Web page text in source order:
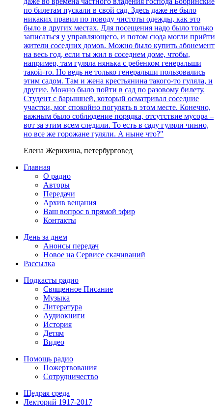
по билетам пускали в свой сад. Здесь даже не было
никаких правил по поводу чистоты одежды, как это
было в других местах. Для посещения надо было только
записаться у управляющего, и потом сюда могли прийти
жители соседних домов. Можно было купить абонемент
на весь год, если ты жил в соседнем доме, чтобы,
например, там гуляла нянька с ребенком генеральши
такой-то. Но ведь не только генеральши пользовались
этим садом. Там и жена крестьянина такого-то гуляла, и
другие. Можно было пойти в сад по разовому билету.
Студент с барышней, который осматривал соседние
участки, мог спокойно погулять в этом месте. Конечно,
важным было соблюдение порядка, отсутствие мусора –
вот за этим всем следили. То есть в саду гуляли чинно,
но все же горожане гуляли. А ныне что?"
Елена Жерихина, петербурговед
Главная
О радио
Авторы
Передачи
Архив вещания
Ваш вопрос в прямой эфир
Контакты
День за днем
Анонсы передач
Новое на Сервисе скачиваний
Рассылка
Подкасты радио
Священное Писание
Музыка
Литература
Аудиокниги
История
Детям
Видео
Помощь радио
Пожертвования
Сотрудничество
Щедрая среда
Лекторий 1917-2017